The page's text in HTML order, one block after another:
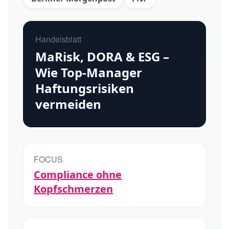
Handelsblatt
MaRisk, DORA & ESG –
Wie Top-Manager
Haftungsrisiken
vermeiden
FOCUS
Compliance ohne
Kopfschmerzen